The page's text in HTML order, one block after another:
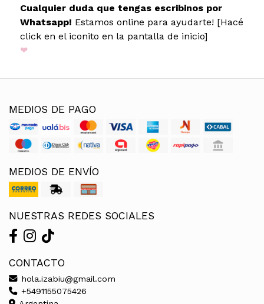
Cualquier duda que tengas escribinos por
Whatsapp! Estamos online para ayudarte! [Hacé
click en el iconito en la pantalla de inicio]
❤
MEDIOS DE PAGO
MEDIOS DE ENVÍO
NUESTRAS REDES SOCIALES
CONTACTO
hola.izabiu@gmail.com
+5491155075426